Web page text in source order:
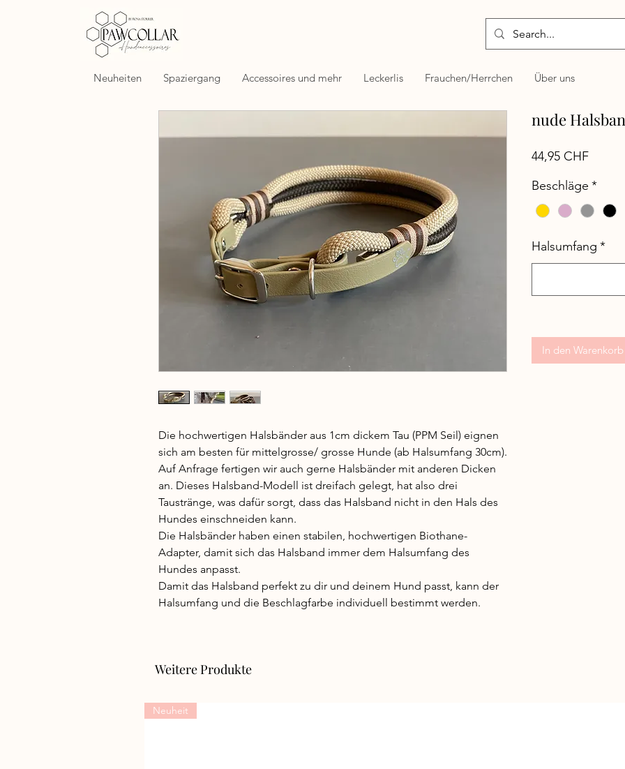
Neuheiten Spaziergang Accessoires und mehr Leckerlis Frauchen/Herrchen Über uns
Die hochwertigen Halsbänder aus 1cm dickem Tau (PPM Seil) eignen
sich am besten für mittelgrosse/ grosse Hunde (ab Halsumfang 30cm).
Auf Anfrage fertigen wir auch gerne Halsbänder mit anderen Dicken
an. Dieses Halsband-Modell ist dreifach gelegt, hat also drei
Taustränge, was dafür sorgt, dass das Halsband nicht in den Hals des
Hundes einschneiden kann.
Die Halsbänder haben einen stabilen, hochwertigen Biothane-
Adapter, damit sich das Halsband immer dem Halsumfang des
Hundes anpasst.
Damit das Halsband perfekt zu dir und deinem Hund passt, kann der
Halsumfang und die Beschlagfarbe individuell bestimmt werden.
nude
44,95 CHFPreis
Beschläge *
Halsumfang *
In den Warenkorb
Weitere Produkte
Neuheit